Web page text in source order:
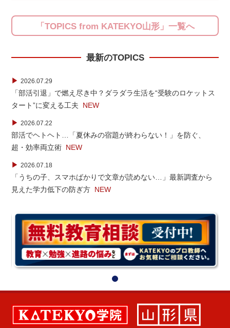
「TOPICS from KATEKYO山形」一覧へ
最新のTOPICS
▶ 2026.07.29
「部活引退」で燃え尽き中？ダラダラ生活を“受験のロケットス
タート”に変える工夫 NEW
▶ 2026.07.22
部活でヘトヘト…「夏休みの宿題が終わらない！」を防ぐ、
超・効率両立術 NEW
▶ 2026.07.18
「うちの子、スマホばかりで文章が読めない…」最新調査から
見えた学力低下の防ぎ方 NEW